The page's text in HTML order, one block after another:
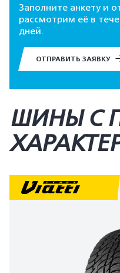
Заполните анкету и
рассмотрим её в
дней.
ОТПРАВИТЬ ЗАЯВКУ
ШИНЫ С